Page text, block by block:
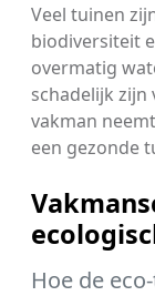
Veel tuinen
biodiversiteit
overmatig
schadelijk
vakman
een gezonde
Hoe de